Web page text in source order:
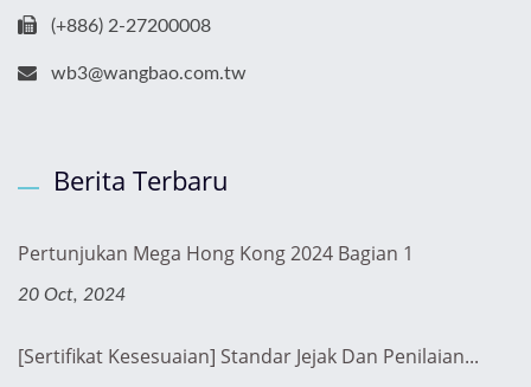
(+886) 2-27200008
wb3@wangbao.com.tw
Berita Terbaru
Pertunjukan Mega Hong Kong 2024 Bagian 1
20 Oct, 2024
[Sertifikat Kesesuaian] Standar Jejak Dan Penilaian...